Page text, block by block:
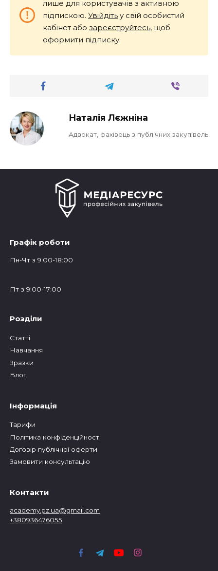
лише для користувачів з активною
підпискою. Увійдіть у свій особистий
кабінет або зареєструйтесь, щоб
оформити підписку.
Наталія Лєжніна
Адвокат, фахівець з публічних закупівель
Графік роботи
Пн-Чт з 9:00-18:00
Пт з 9:00-17:00
Розділи
Статтi
Навчання
Зразки
Блог
Інформація
Тарифи
Політика конфіденційності
Договір публічної оферти
Замовити консультацію
Контакти
academy.pz.ua@gmail.com
+380936476055